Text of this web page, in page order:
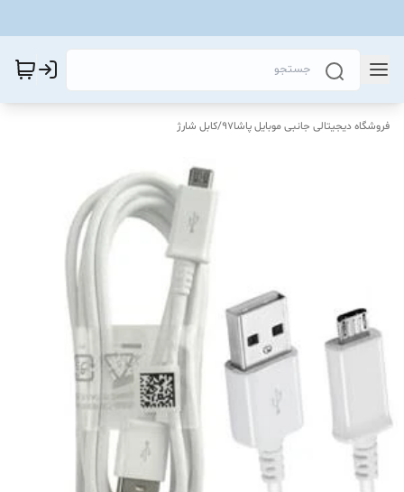
فروشگاه دیجیتالی جانبی موبایل پاشا97 /کابل شارژ